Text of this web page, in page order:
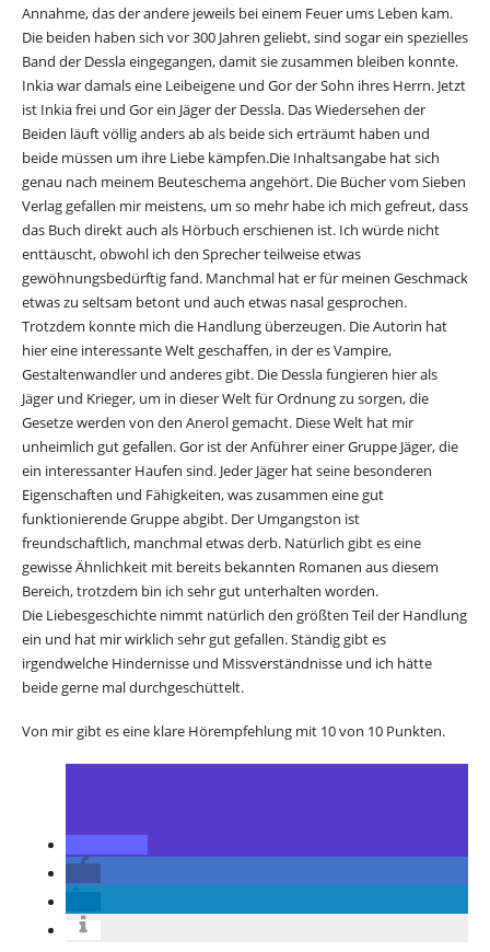
Annahme, das der andere jeweils bei einem Feuer ums Leben kam.
Die beiden haben sich vor 300 Jahren geliebt, sind sogar ein spezielles
Band der Dessla eingegangen, damit sie zusammen bleiben konnte.
Inkia war damals eine Leibeigene und Gor der Sohn ihres Herrn. Jetzt
ist Inkia frei und Gor ein Jäger der Dessla. Das Wiedersehen der
Beiden läuft völlig anders ab als beide sich erträumt haben und
beide müssen um ihre Liebe kämpfen.Die Inhaltsangabe hat sich
genau nach meinem Beuteschema angehört. Die Bücher vom Sieben
Verlag gefallen mir meistens, um so mehr habe ich mich gefreut, dass
das Buch direkt auch als Hörbuch erschienen ist. Ich würde nicht
enttäuscht, obwohl ich den Sprecher teilweise etwas
gewöhnungsbedürftig fand. Manchmal hat er für meinen Geschmack
etwas zu seltsam betont und auch etwas nasal gesprochen.
Trotzdem konnte mich die Handlung überzeugen. Die Autorin hat
hier eine interessante Welt geschaffen, in der es Vampire,
Gestaltenwandler und anderes gibt. Die Dessla fungieren hier als
Jäger und Krieger, um in dieser Welt für Ordnung zu sorgen, die
Gesetze werden von den Anerol gemacht. Diese Welt hat mir
unheimlich gut gefallen. Gor ist der Anführer einer Gruppe Jäger, die
ein interessanter Haufen sind. Jeder Jäger hat seine besonderen
Eigenschaften und Fähigkeiten, was zusammen eine gut
funktionierende Gruppe abgibt. Der Umgangston ist
freundschaftlich, manchmal etwas derb. Natürlich gibt es eine
gewisse Ähnlichkeit mit bereits bekannten Romanen aus diesem
Bereich, trotzdem bin ich sehr gut unterhalten worden.
Die Liebesgeschichte nimmt natürlich den größten Teil der Handlung
ein und hat mir wirklich sehr gut gefallen. Ständig gibt es
irgendwelche Hindernisse und Missverständnisse und ich hätte
beide gerne mal durchgeschüttelt.
Von mir gibt es eine klare Hörempfehlung mit 10 von 10 Punkten.